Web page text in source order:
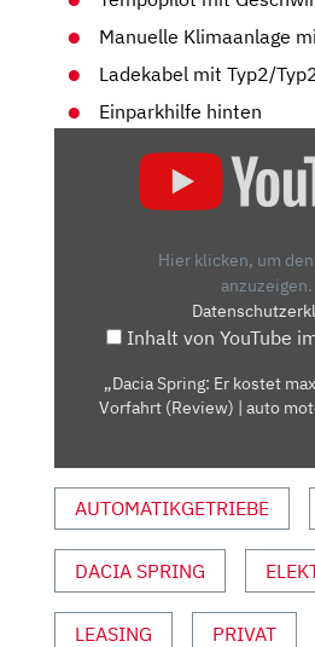
Manuelle Klimaanlage
Ladekabel mit Typ2/
Einparkhilfe hinten
VORFAHRT
(REVIEW)
MOTOR
UND
SPORT“
VON
ANZEIGEN
Hier klicken, um
anzuzeigen.
Inhalt von YouTube
„Dacia Spring: Er kostet
Vorfahrt (Review) | auto
AUTOMATIKGETRIEBE
DACIA SPRING
LEASING PRIVAT